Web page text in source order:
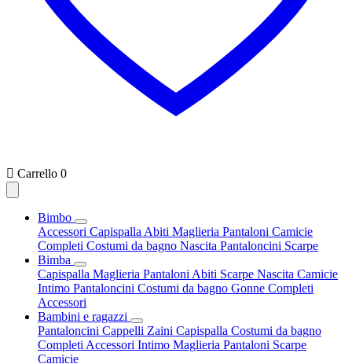
 Carrello 0
Bimbo
Accessori Capispalla Abiti Maglieria Pantaloni Camicie
Completi Costumi da bagno Nascita Pantaloncini Scarpe
Bimba
Capispalla Maglieria Pantaloni Abiti Scarpe Nascita Camicie
Intimo Pantaloncini Costumi da bagno Gonne Completi
Accessori
Bambini e ragazzi
Pantaloncini Cappelli Zaini Capispalla Costumi da bagno
Completi Accessori Intimo Maglieria Pantaloni Scarpe
Camicie